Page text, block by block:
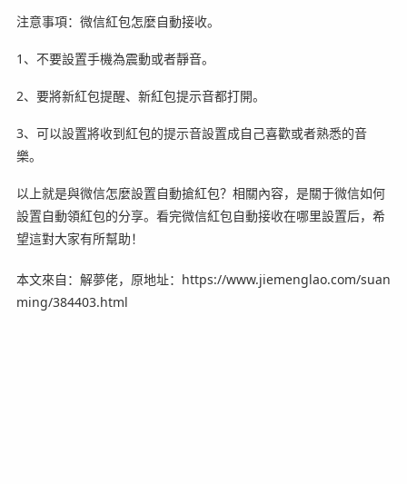
注意事項：微信紅包怎麼自動接收。
1、不要設置手機為震動或者靜音。
2、要將新紅包提醒、新紅包提示音都打開。
3、可以設置將收到紅包的提示音設置成自己喜歡或者熟悉的音
樂。
以上就是與微信怎麼設置自動搶紅包？相關內容，是關于微信如何
設置自動領紅包的分享。看完微信紅包自動接收在哪里設置后，希
望這對大家有所幫助！
本文來自：解夢佬，原地址：https://www.jiemenglao.com/suan
ming/384403.html